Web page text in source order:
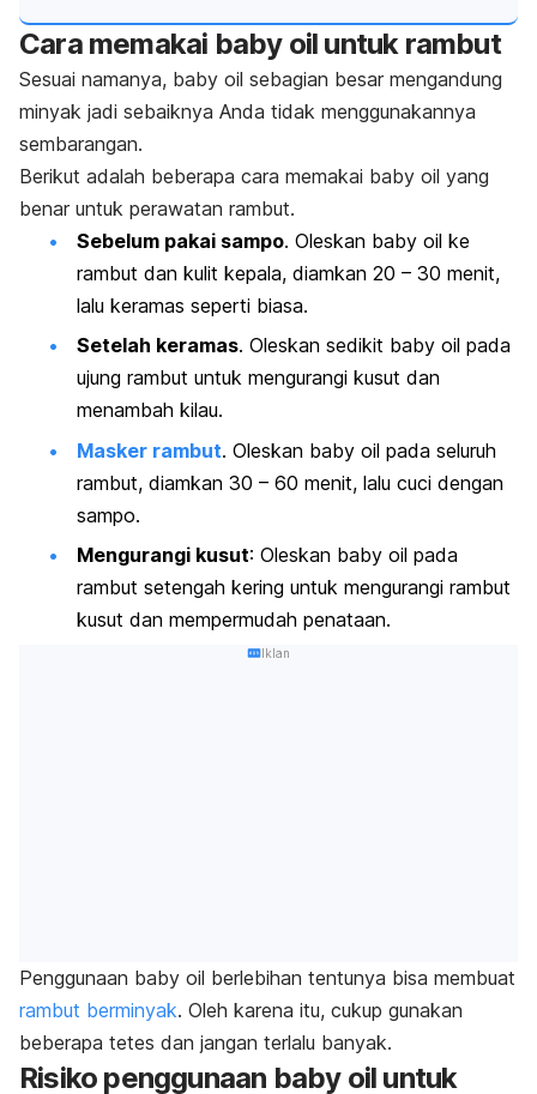
Cara memakai baby oil untuk rambut
Sesuai namanya, baby oil sebagian besar mengandung
minyak jadi sebaiknya Anda tidak menggunakannya
sembarangan.
Berikut adalah beberapa cara memakai baby oil yang
benar untuk perawatan rambut.
Sebelum pakai sampo. Oleskan baby oil ke
rambut dan kulit kepala, diamkan 20 – 30 menit,
lalu keramas seperti biasa.
Setelah keramas. Oleskan sedikit baby oil pada
ujung rambut untuk mengurangi kusut dan
menambah kilau.
Masker rambut. Oleskan baby oil pada seluruh
rambut, diamkan 30 – 60 menit, lalu cuci dengan
sampo.
Mengurangi kusut: Oleskan baby oil pada
rambut setengah kering untuk mengurangi rambut
kusut dan mempermudah penataan.
Iklan
Penggunaan baby oil berlebihan tentunya bisa membuat
rambut berminyak. Oleh karena itu, cukup gunakan
beberapa tetes dan jangan terlalu banyak.
Risiko penggunaan baby oil untuk